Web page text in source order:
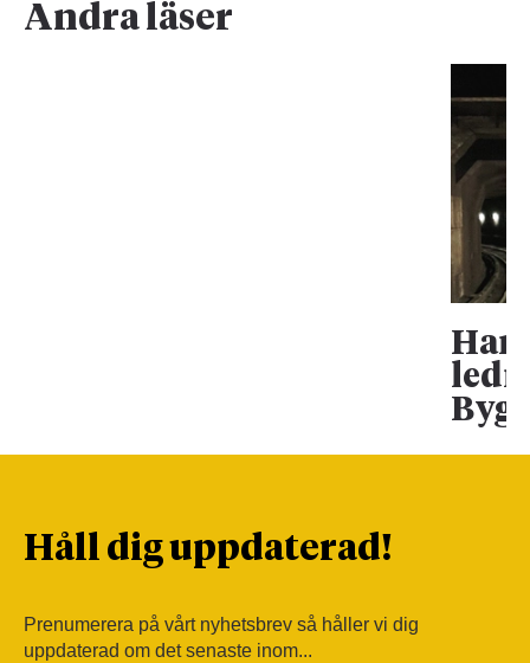
Andra läser
Han
Håll dig uppdaterad!
Prenumerera på vårt nyhetsbrev så håller vi dig
uppdaterad om det senaste inom...